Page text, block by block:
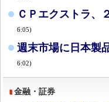
ＣＰエクストラ、
6:05)
週末市場に日本製
6:02)
金融・証券